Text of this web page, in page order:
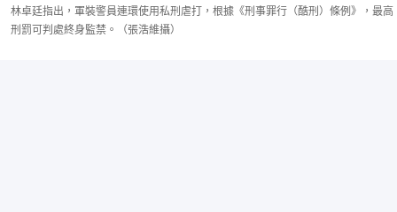
林卓廷指出，軍裝警員連環使用私刑虐打，根據《刑事罪行（酷刑）條例》，最高
刑罰可判處終身監禁。（張浩維攝）